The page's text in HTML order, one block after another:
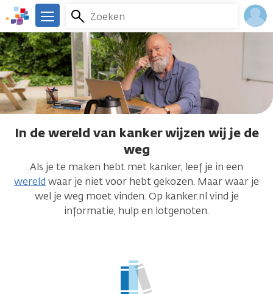
Overslaan
en
naar
de
inhoud
gaan
We
zijn
er
voor
je.
Kanker.nl
Zoeken
Menu
In
wereld
van
In de wereld van kanker wijzen wij je de
weg
Als je te maken hebt met kanker, leef je in een
wereld waar je niet voor hebt gekozen. Maar waar je
wel je weg moet vinden. Op kanker.nl vind je
informatie, hulp en lotgenoten.